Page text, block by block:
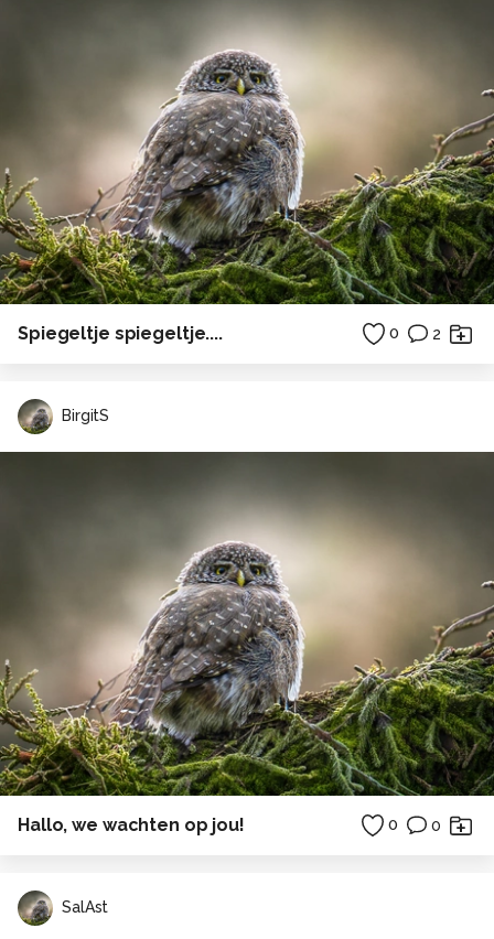
Spiegeltje spiegeltje.... 0 2
BirgitS
Hallo, we wachten op jou! 0 0
SalAst